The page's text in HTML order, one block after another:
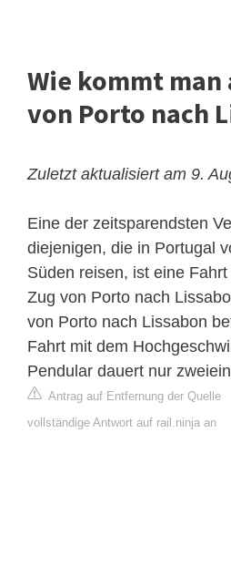
Wie kommt man
von Porto nach
Zuletzt aktualisiert am 9.
Eine der zeitsparendsten
diejenigen, die in Portugal
Süden reisen, ist eine
Zug von Porto nach
von Porto nach Lissabon
Fahrt mit dem
Pendular dauert nur
Antrag auf Entfernung der Quelle
vollständige Antwort auf rail.ninja an